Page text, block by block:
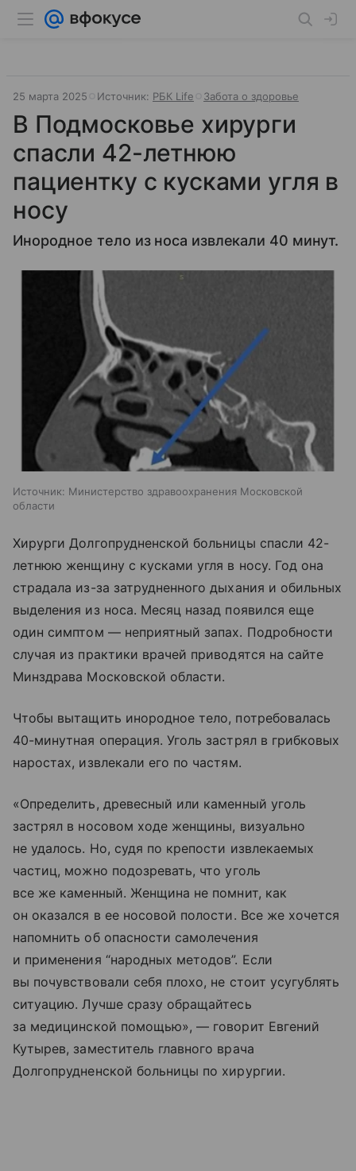
25 марта 2025 Источник: РБК Life Забота о здоровье
В Подмосковье хирурги
спасли 42-летнюю
пациентку с кусками угля в
носу
Инородное тело из носа извлекали 40 минут.
Источник: Министерство здравоохранения Московской
области
Хирурги Долгопрудненской больницы спасли 42-
летнюю женщину с кусками угля в носу. Год она
страдала из-за затрудненного дыхания и обильных
выделения из носа. Месяц назад появился еще
один симптом — неприятный запах. Подробности
случая из практики врачей приводятся на сайте
Минздрава Московской области.
Чтобы вытащить инородное тело, потребовалась
40-минутная операция. Уголь застрял в грибковых
наростах, извлекали его по частям.
«Определить, древесный или каменный уголь
застрял в носовом ходе женщины, визуально
не удалось. Но, судя по крепости извлекаемых
частиц, можно подозревать, что уголь
все же каменный. Женщина не помнит, как
он оказался в ее носовой полости. Все же хочется
напомнить об опасности самолечения
и применения “народных методов”. Если
вы почувствовали себя плохо, не стоит усугублять
ситуацию. Лучше сразу обращайтесь
за медицинской помощью», — говорит Евгений
Кутырев, заместитель главного врача
Долгопрудненской больницы по хирургии.